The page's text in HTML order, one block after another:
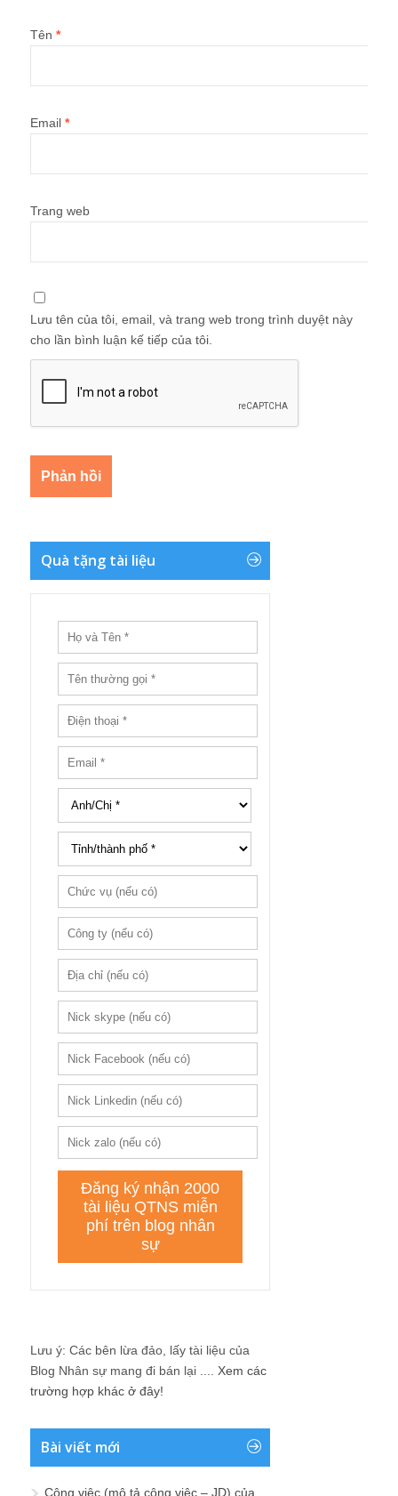
Tên *
Email *
Trang web
Lưu tên của tôi, email, và trang web trong trình duyệt này
cho lần bình luận kế tiếp của tôi.
Quà tặng tài liệu
Lưu ý: Các bên lừa đảo, lấy tài liệu của
Blog Nhân sự mang đi bán lại .... Xem các
trường hợp khác ở đây!
Bài viết mới
Công việc (mô tả công việc – JD) của